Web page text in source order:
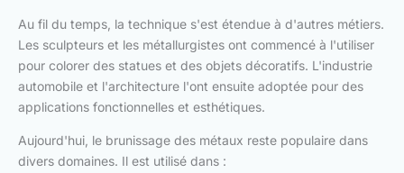
Au fil du temps, la technique s'est étendue à d'autres métiers.
Les sculpteurs et les métallurgistes ont commencé à l'utiliser
pour colorer des statues et des objets décoratifs. L'industrie
automobile et l'architecture l'ont ensuite adoptée pour des
applications fonctionnelles et esthétiques.
Aujourd'hui, le brunissage des métaux reste populaire dans
divers domaines. Il est utilisé dans :